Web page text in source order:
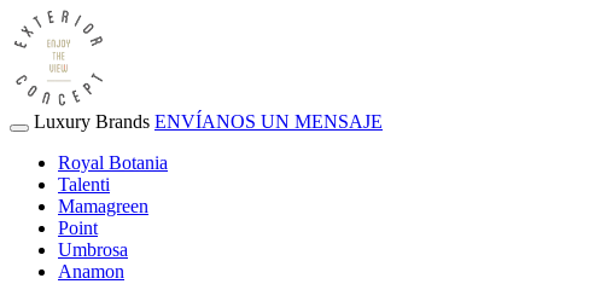
Luxury Brands ENVÍANOS UN MENSAJE
Royal Botania
Talenti
Mamagreen
Point
Umbrosa
Anamon